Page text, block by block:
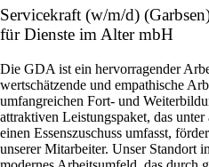
Servicekraft (w/m/d)
für Dienste im Alter mbH
Die GDA ist ein hervorragender
wertschätzende und empathische
umfangreichen Fort- und
attraktiven Leistungspaket, das
einen Essenszuschuss umfasst,
unserer Mitarbeiter. Unser Standort